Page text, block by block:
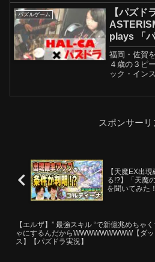
ネルのよう
稿・メンバ
パズルゲーム
【パズド
plays 「
BGM」
福岡・佐賀
４歳の３ピ
ック・イン
スポンサーリ
【天魔EX出
る!?】「天魔
を聞いてみた
【エルザ】” 最強スキル “で新億兆めちゃく
ゃにするんだからWWWWWWWWW【ダッ
ス】【パズドラ実況】